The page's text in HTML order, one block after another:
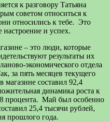
к разговору Татьяна
советом относиться к
относились к тебе. Это
настроение и успех.
– это люди, которые
результаты их
экономического отдела
за пять месяцев текущего
магазине составил 92,4
динамика роста к
процента. Май был особенно
25,4 тысячи рублей,
прошлого года.